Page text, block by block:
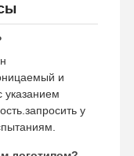
и
указанием
у